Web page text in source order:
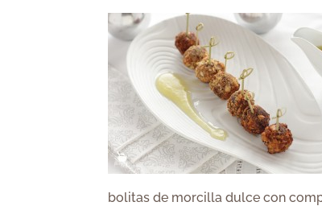
bolitas de morcilla dulce con